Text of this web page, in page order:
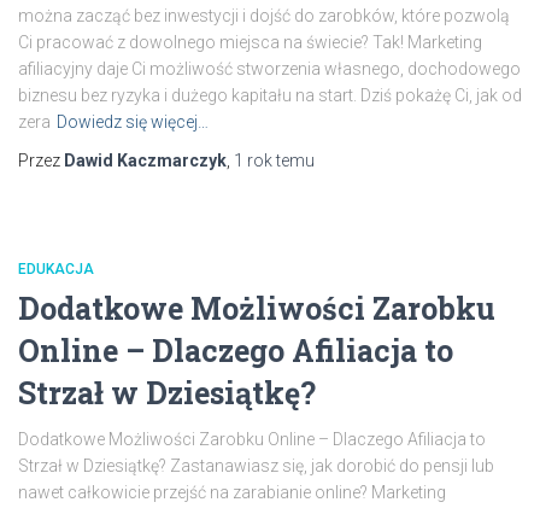
można zacząć bez inwestycji i dojść do zarobków, które pozwolą
Ci pracować z dowolnego miejsca na świecie? Tak! Marketing
afiliacyjny daje Ci możliwość stworzenia własnego, dochodowego
biznesu bez ryzyka i dużego kapitału na start. Dziś pokażę Ci, jak od
zera Dowiedz się więcej…
Przez Dawid Kaczmarczyk 1 roktemu
EDUKACJA
Dodatkowe Możliwości Zarobku
Online – Dlaczego Afiliacja to
Strzał w Dziesiątkę?
Dodatkowe Możliwości Zarobku Online – Dlaczego Afiliacja to
Strzał w Dziesiątkę? Zastanawiasz się, jak dorobić do pensji lub
nawet całkowicie przejść na zarabianie online? Marketing